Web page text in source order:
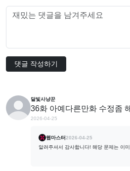
댓글 작성하기
달빛사냥꾼
36화 아예다른만화 수정좀
2026-04-25
웹마스터2026-04-25
알려주셔서 감사합니다! 해당 문제는 이